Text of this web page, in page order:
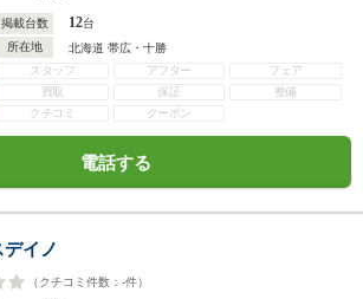
掲載台数 12台
所在地
北海道 帯広・十勝
スタッフ
アフター
フェア
買取
保証
整備
クチコミ
クーポン
電話する
イノ
（クチコミ件数： -件）